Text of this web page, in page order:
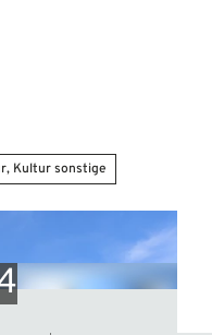
Kultur sonstige